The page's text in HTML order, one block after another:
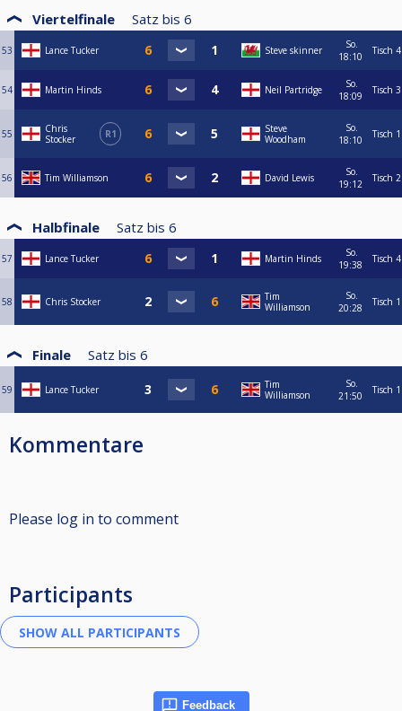
Viertelfinale Satz bis 6
53 Lance Tucker Steve skinner
So.
18:10
Tisch 4
54 Martin Hinds Neil Partridge
So.
18:09
Tisch 3
55
Chris
Stocker
R1
Steve
Woodham
So.
18:10
Tisch 1
56 Tim Williamson David Lewis
So.
19:12
Tisch 2
Halbfinale Satz bis 6
57 Lance Tucker Martin Hinds
So.
19:38
Tisch 4
58 Chris Stocker
Tim
Williamson
So.
20:28
Tisch 1
Finale Satz bis 6
59 Lance Tucker
Tim
Williamson
So.
21:50
Tisch 1
Kommentare
Please log in to comment
Participants
Feedback